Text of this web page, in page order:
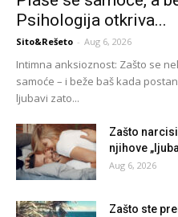
Psihologija otkriva...
Sito&Rešeto - Aug 6, 2026
Intimna anksioznost: Zašto se
samoće – i beže baš kada
ljubavi zato...
Zašto
njihove
Aug 6, 2026
Zašto ste